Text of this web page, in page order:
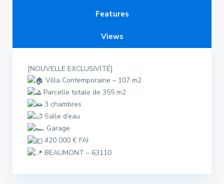
Features
Views
[NOUVELLE EXCLUSIVITÉ]
Villa Contemporaine – 107 m2
Parcelle totale de 355 m2
3 chambres
Salle d’eau
Garage
420 000 € FAI
BEAUMONT – 63110